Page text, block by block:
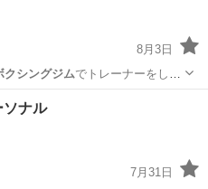
8月3日
クシングジムでトレーナーをして
/他格闘技
ソナル
7月31日